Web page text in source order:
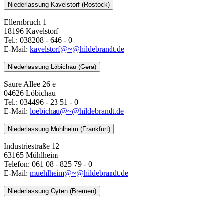
Niederlassung Kavelstorf (Rostock)
Ellernbruch 1
18196 Kavelstorf
Tel.: 038208 - 646 - 0
E-Mail: kavelstorf@~@hildebrandt.de
Niederlassung Löbichau (Gera)
Saure Allee 26 e
04626 Löbichau
Tel.: 034496 - 23 51 - 0
E-Mail: loebichau@~@hildebrandt.de
Niederlassung Mühlheim (Frankfurt)
Industriestraße 12
63165 Mühlheim
Telefon: 061 08 - 825 79 - 0
E-Mail: muehlheim@~@hildebrandt.de
Niederlassung Oyten (Bremen)